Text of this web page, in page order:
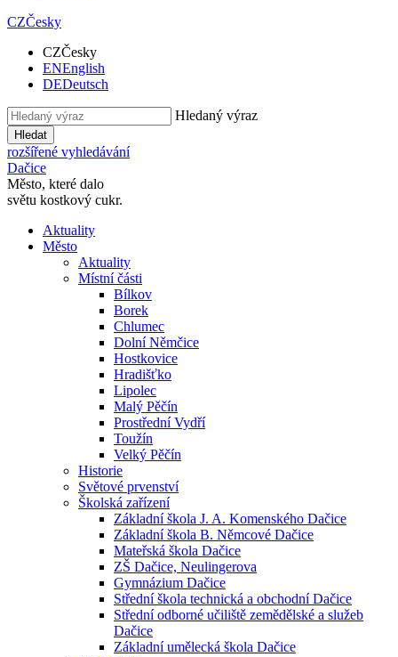
CZČesky
CZČesky
ENEnglish
DEDeutsch
Hledaný výraz
Hledat
rozšířené vyhledávání
Dačice
Město, které dalo
světu kostkový cukr.
Aktuality
Město
Aktuality
Místní části
Bílkov
Borek
Chlumec
Dolní Němčice
Hostkovice
Hradišťko
Lipolec
Malý Pěčín
Prostřední Vydří
Toužín
Velký Pěčín
Historie
Světové prvenství
Školská zařízení
Základní škola J. A. Komenského Dačice
Základní škola B. Němcové Dačice
Mateřská škola Dačice
ZŠ Dačice, Neulingerova
Gymnázium Dačice
Střední škola technická a obchodní Dačice
Střední odborné učiliště zemědělské a služeb
Dačice
Základní umělecká škola Dačice